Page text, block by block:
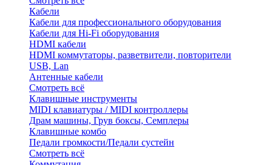
Кабели
Кабели для профессионального оборудования
Кабели для Hi-Fi оборудования
HDMI кабели
HDMI коммутаторы, разветвители, повторители
USB, Lan
Антенные кабели
Смотреть всё
Клавишные инструменты
MIDI клавиатуры / MIDI контроллеры
Драм машины, Грув боксы, Семплеры
Клавишные комбо
Педали громкости/Педали сустейн
Смотреть всё